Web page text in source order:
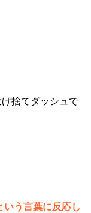
捨てダッシュで
う言葉に反応し